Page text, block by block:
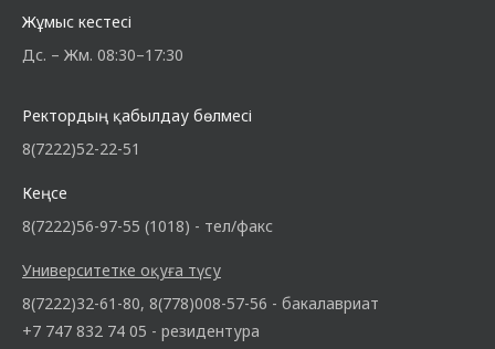
Жұмыс кестесі
Дс. – Жм. 08:30–17:30
Ректордың қабылдау бөлмесі
8(7222)52-22-51
Кеңсе
8(7222)56-97-55 (1018) - тел/факс
Университетке оқуға түсу
8(7222)32-61-80, 8(778)008-57-56 - бакалавриат
+7 747 832 74 05 - резидентура